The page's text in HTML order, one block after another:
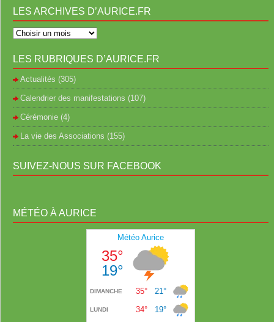
LES ARCHIVES D’AURICE.FR
LES RUBRIQUES D’AURICE.FR
Actualités (305)
Calendrier des manifestations (107)
Cérémonie (4)
La vie des Associations (155)
SUIVEZ-NOUS SUR FACEBOOK
MÉTÉO À AURICE